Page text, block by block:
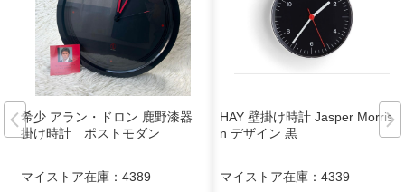
希少 アラン・ドロン 鹿野漆器
掛け時計 ポストモダン
マイストア在庫： 4389
HAY 壁掛け時計 Jasper Morriso
n デザイン 黒
マイストア在庫： 4339